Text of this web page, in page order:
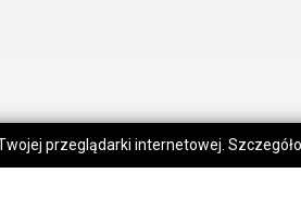
przeglądarki internetowej.